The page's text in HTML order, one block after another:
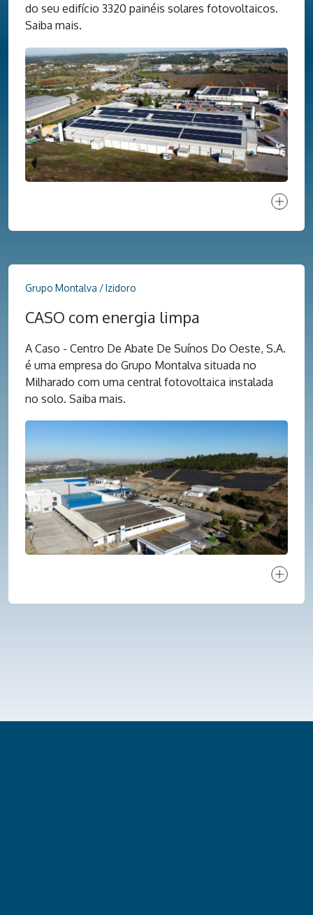
do seu edifício 3320 painéis solares fotovoltaicos.
Saiba mais.
Ver
Grupo Montalva / Izidoro
CASO com energia limpa
A Caso - Centro De Abate De Suínos Do Oeste, S.A.
é uma empresa do Grupo Montalva situada no
Milharado com uma central fotovoltaica instalada
no solo. Saiba mais.
Ver